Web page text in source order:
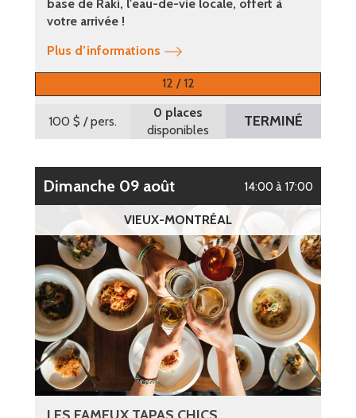
base de Raki, l'eau-de-vie locale, offert à
votre arrivée !
Plus d’informations
12 / 12
100 $ / pers.
0 places
disponibles
TERMINÉ
dimanche 09 août 14:00 à 17:00
VIEUX-MONTRÉAL